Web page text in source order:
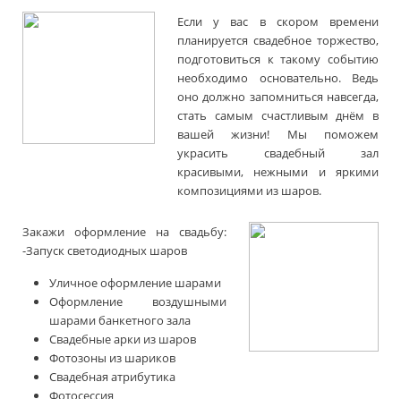
Если у вас в скором времени
планируется свадебное торжество,
подготовиться к такому событию
необходимо основательно. Ведь
оно должно запомниться навсегда,
стать самым счастливым днём в
вашей жизни! Мы поможем
украсить свадебный зал
красивыми, нежными и яркими
композициями из шаров.
Закажи оформление на свадьбу:
-Запуск светодиодных шаров
Уличное оформление шарами
Оформление воздушными
шарами банкетного зала
Свадебные арки из шаров
Фотозоны из шариков
Свадебная атрибутика
Фотосессия